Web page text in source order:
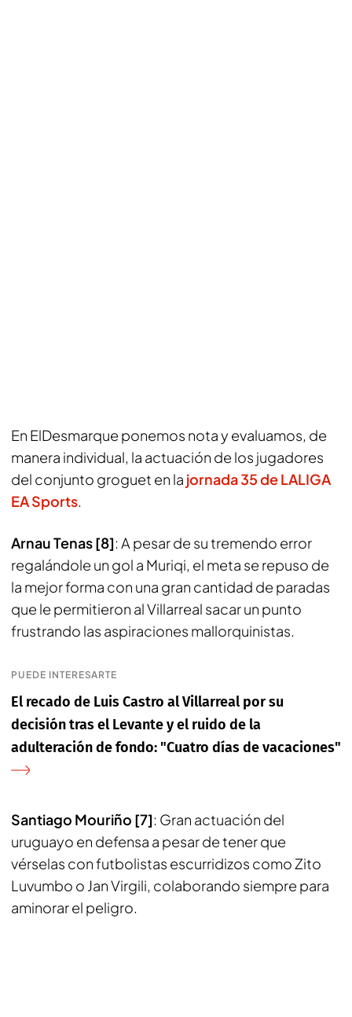
En ElDesmarque ponemos nota y evaluamos, de
manera individual, la actuación de los jugadores
del conjunto groguet en la jornada 35 de LALIGA
EA Sports.
Arnau Tenas [8]: A pesar de su tremendo error
regalándole un gol a Muriqi, el meta se repuso de
la mejor forma con una gran cantidad de paradas
que le permitieron al Villarreal sacar un punto
frustrando las aspiraciones mallorquinistas.
PUEDE INTERESARTE
El recado de Luis Castro al Villarreal por su
decisión tras el Levante y el ruido de la
adulteración de fondo: "Cuatro días de vacaciones"
Santiago Mouriño [7]: Gran actuación del
uruguayo en defensa a pesar de tener que
vérselas con futbolistas escurridizos como Zito
Luvumbo o Jan Virgili, colaborando siempre para
aminorar el peligro.